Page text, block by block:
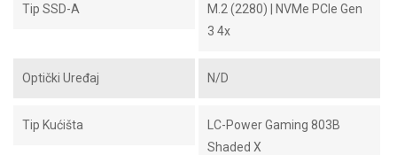
Tip SSD-A
M.2 (2280) | NVMe PCIe Gen
3 4x
Optički Uređaj N/D
Tip Kućišta
LC-Power Gaming 803B
Shaded X